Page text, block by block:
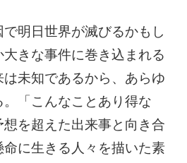
明日世界が滅びるかもし
きな事件に巻き込まれる
未知であるから、あらゆ
「こんなことあり得な
を超えた出来事と向き合
に生きる人々を描いた素